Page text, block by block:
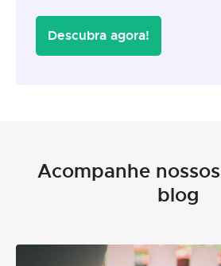
Descubra agora!
Acompanhe
blog